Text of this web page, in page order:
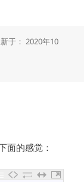
于： 2020年10
面的感觉：